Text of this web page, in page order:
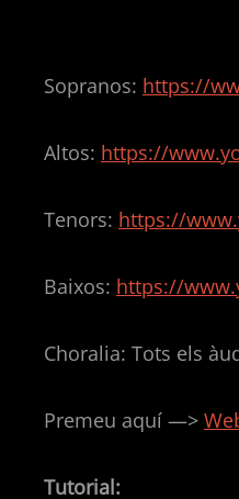
Sopranos: https://
Altos: https://
Tenors: https://
Baixos: https://
Choralia: Tots els
Premeu aquí —>
Tutorial: